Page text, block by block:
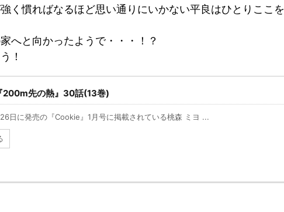
く慣ればなるほど思い通りにいかない平良はひとりここを
へと向かったようで・・・！？
！
200m先の熱』30話(13巻)
日に発売の『Cookie』1月号に掲載されている桃森 ミヨ ...